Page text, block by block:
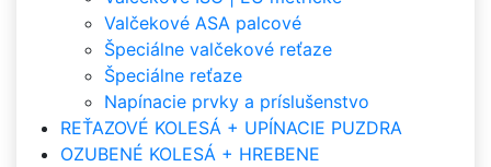
Valčekové ASA palcové
Špeciálne valčekové reťaze
Špeciálne reťaze
Napínacie prvky a príslušenstvo
REŤAZOVÉ KOLESÁ + UPÍNACIE PUZDRA
OZUBENÉ KOLESÁ + HREBENE